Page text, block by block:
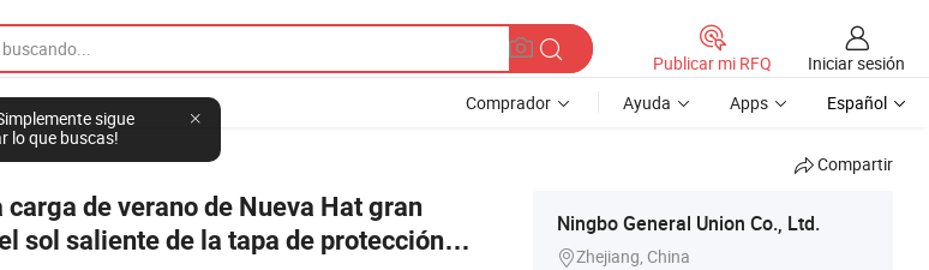
sigue
lo que buscas!
Publicar mi RFQ
Iniciar sesión
Comprador Ayuda Apps Español
Compartir
de verano de Nueva Hat gran
sol saliente de la tapa de protección
Ningbo General Union Co., Ltd.
Zhejiang, China